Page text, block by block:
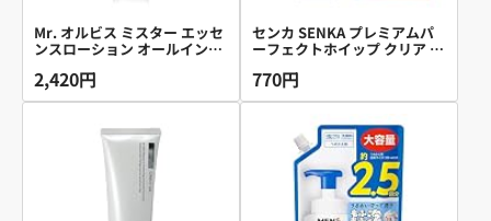
Mr. オルビス ミスター エッセ
ンスローション オールインワ
ズ 180mL【医薬部外品】
2,420円
センカ SENKA プレミアムパ
ーフェクトホイップ クリア 洗
(医薬部外品)
770円